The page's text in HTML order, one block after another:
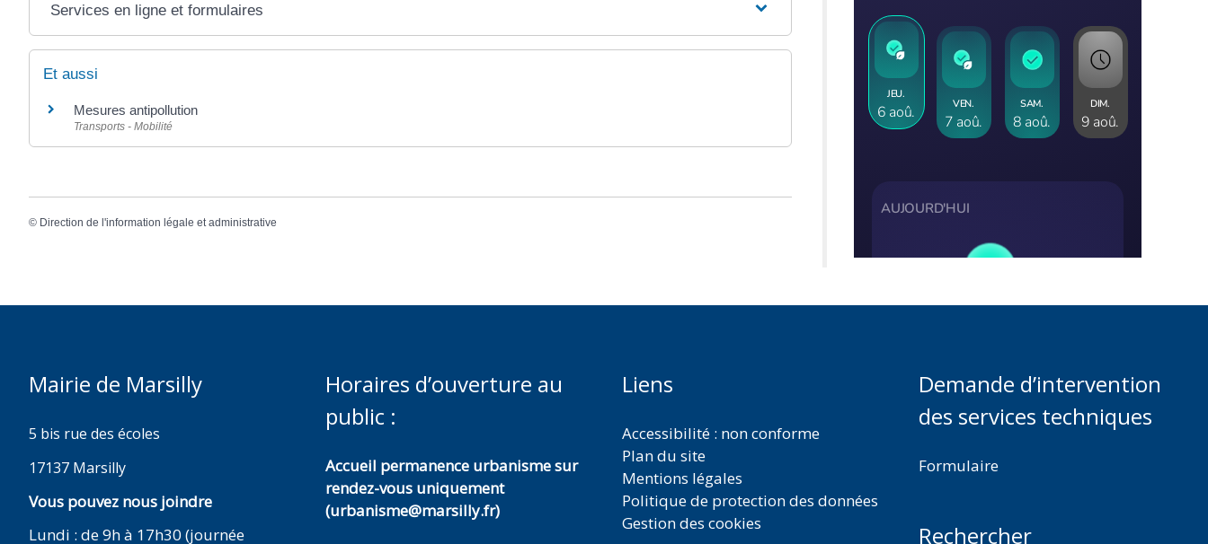
Services en ligne et formulaires
Et aussi
Mesures antipollution
Transports - Mobilité
© Direction de l'information légale et administrative
Mairie de Marsilly
5 bis rue des écoles
17137 Marsilly
Vous pouvez nous joindre
Lundi : de 9h à 17h30 (journée
Horaires d’ouverture au
public :
Accueil permanence urbanisme sur
rendez-vous uniquement
(urbanisme@marsilly.fr)
Liens
Accessibilité : non conforme
Plan du site
Mentions légales
Politique de protection des données
Gestion des cookies
Demande d’intervention
des services techniques
Formulaire
Rechercher